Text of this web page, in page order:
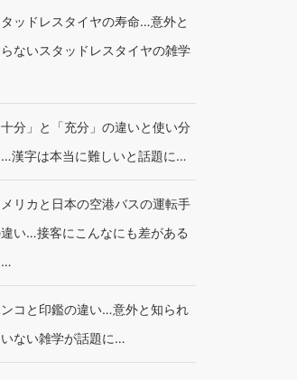
タッドレスタイヤの寿命…意外と
ないスタッドレスタイヤの雑学
十分」と「充分」の違いと使い分
漢字は本当に難しいと話題に…
リカと日本の空港バスの運転手
い…接客にこんなにも差がある
…
コと印鑑の違い…意外と知られ
ない雑学が話題に…